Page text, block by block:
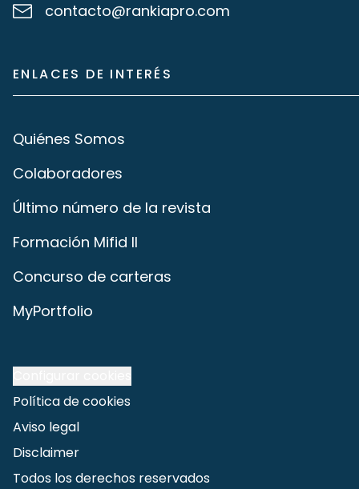
contacto@rankiapro.com
ENLACES DE INTERÉS
Quiénes Somos
Colaboradores
Último número de la revista
Formación Mifid II
Concurso de carteras
MyPortfolio
Política de cookies
Aviso legal
Disclaimer
Todos los derechos reservados